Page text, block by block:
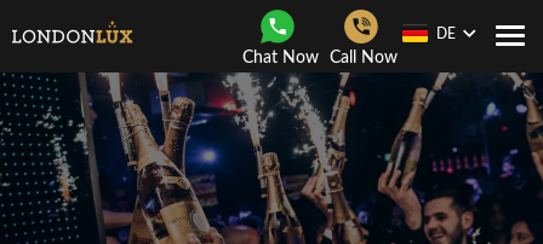
Chat Now Call Now
DE